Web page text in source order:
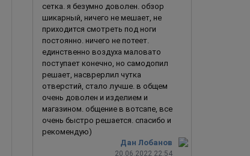
Горилла / Обезьяна (в ассортименте)
Дан Лобанов
20.06.2022 22:54
сетка. я безумно доволен. обзор
шикарный, ничего не мешает, не
приходится смотреть под ноги
постоянно. ничего не потеет.
единственно воздуха маловато
поступает конечно, но самодопил
решает, насврерлил чутка
отверстий, стало лучше. в общем
очень доволен и изделием и
магазином. общение в вотсапе, все
очень быстро решается. спасибо и
рекомендую)